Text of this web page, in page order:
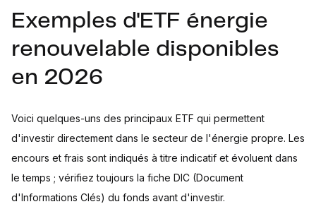
Exemples d'ETF énergie
renouvelable disponibles
en 2026
Voici quelques-uns des principaux ETF qui permettent
d'investir directement dans le secteur de l'énergie propre. Les
encours et frais sont indiqués à titre indicatif et évoluent dans
le temps ; vérifiez toujours la fiche DIC (Document
d'Informations Clés) du fonds avant d'investir.